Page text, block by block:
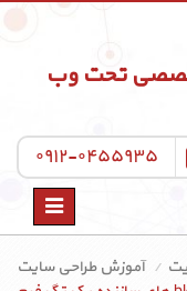
تحت وب
۰۹۱۲-۰۴۵۵۹۳۵
Toggle
آموزش طراحی سایت